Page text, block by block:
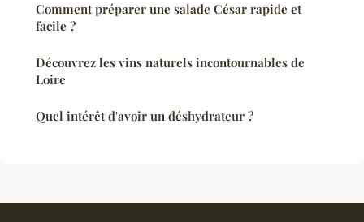
Comment préparer une salade César rapide et
facile ?
Découvrez les vins naturels incontournables de
Loire
Quel intérêt d'avoir un déshydrateur ?